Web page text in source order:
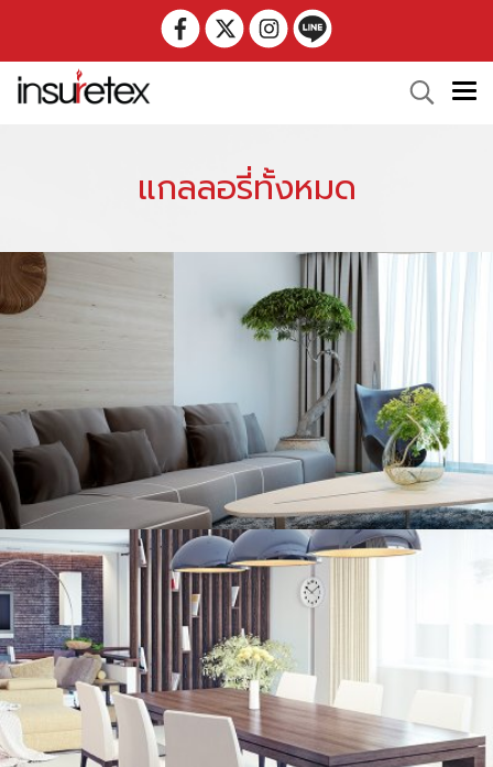
แกลลอรี่ทั้งหมด